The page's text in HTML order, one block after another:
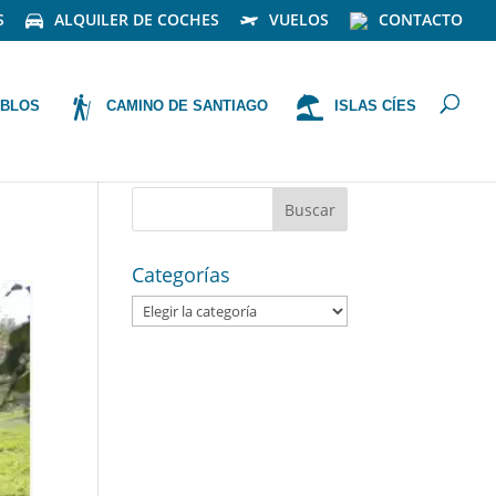
ALQUILER DE COCHES VUELOS CONTACTO
CAMINO DE SANTIAGO ISLAS CÍES
Categorías
Categorías